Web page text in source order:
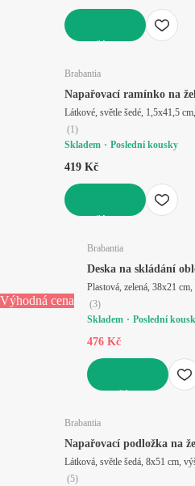
Brabantia
Napařovací ramínko na
Látkové, světle šedé, 1,5x41,5
(1)
Skladem
Poslední kousky
419 Kč
Výhodná cena
Brabantia
Deska na skládání
Plastová, zelená, 38x21
(3)
Skladem
Poslední
476 Kč
Brabantia
Napařovací podložka na
Látková, světle šedá, 8x51 cm,
(5)